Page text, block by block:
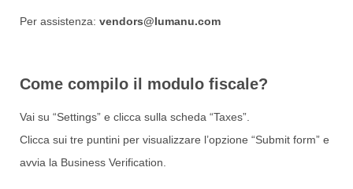
Per assistenza: vendors@lumanu.com
Come compilo il modulo fiscale?
Vai su “Settings” e clicca sulla scheda “Taxes”.
Clicca sui tre puntini per visualizzare l’opzione “Submit form” e
avvia la Business Verification.